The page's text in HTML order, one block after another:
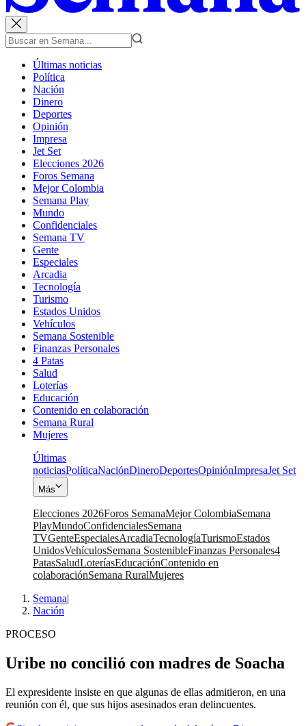
Últimas noticias
Política
Nación
Dinero
Deportes
Opinión
Impresa
Jet Set
Elecciones 2026
Foros Semana
Mejor Colombia
Semana Play
Mundo
Confidenciales
Semana TV
Gente
Especiales
Arcadia
Tecnología
Turismo
Estados Unidos
Vehículos
Semana Sostenible
Finanzas Personales
4 Patas
Salud
Loterías
Educación
Contenido en colaboración
Semana Rural
Mujeres
Últimas
noticiasPolíticaNaciónDineroDeportesOpiniónImpresaJet Set
Más
Elecciones 2026Foros SemanaMejor ColombiaSemana
PlayMundoConfidencialesSemana
TVGenteEspecialesArcadiaTecnologíaTurismoEstados
UnidosVehículosSemana SostenibleFinanzas Personales4
PatasSaludLoteríasEducaciónContenido en
colaboraciónSemana RuralMujeres
Semana|
Nación
PROCESO
Uribe no concilió con madres de Soacha
El expresidente insiste en que algunas de ellas admitieron, en una
reunión con él, que sus hijos asesinados eran delincuentes.